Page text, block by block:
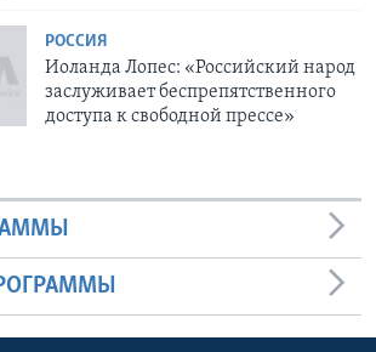
РОССИЯ
Иоланда Лопес: «Российский народ
заслуживает беспрепятственного
доступа к свободной прессе»